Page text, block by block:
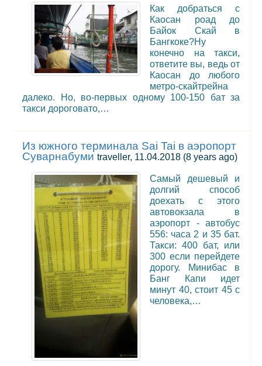
Как добраться с
Каосан роад до
Байок Скай в
Бангкоке?Ну
конечно на такси,
ответите вы, ведь от
Каосан до любого
метро-скайтрейна
далеко. Но, во-первых одному 100-150 бат за
такси дороговато,…
Из южного терминала Sai Tai в аэропорт
Суварнабуми traveller, 11.04.2018 (8 years ago)
Самый дешевый и
долгий способ
доехать с этого
автовокзала в
аэропорт - автобус
556: часа 2 и 35 бат.
Такси: 400 бат, или
300 если перейдете
дорогу. Минибас в
Банг Капи идет
минут 40, стоит 45 с
человека,…